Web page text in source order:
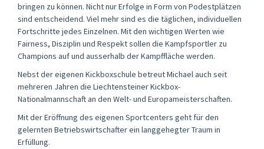
bringen zu können. Nicht nur Erfolge in Form von Podestplätzen
sind entscheidend. Viel mehr sind es die täglichen, individuellen
Fortschritte jedes Einzelnen. Mit den wichtigen Werten wie
Fairness, Disziplin und Respekt sollen die Kampfsportler zu
Champions auf und ausserhalb der Kampffläche werden.
Nebst der eigenen Kickboxschule betreut Michael auch seit
mehreren Jahren die Liechtensteiner Kickbox-
Nationalmannschaft an den Welt- und Europameisterschaften.
Mit der Eröffnung des eigenen Sportcenters geht für den
gelernten Betriebswirtschafter ein langgehegter Traum in
Erfüllung.